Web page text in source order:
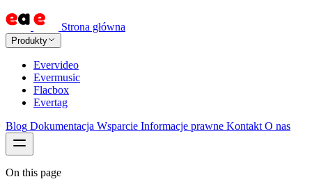
Strona główna
Produkty
Evervideo
Evermusic
Flacbox
Evertag
Blog Dokumentacja Wsparcie Informacje prawne Kontakt O nas
On this page